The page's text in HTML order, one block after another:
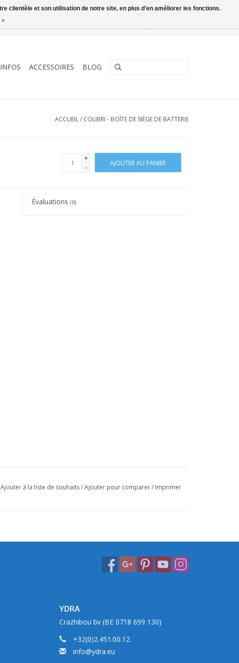
INFOS ACCESSOIRES BLOG
ACCUEIL/ COLIBRI - BOÎTE DE SIÈGE DE BATTERIE
+
-
AJOUTER AU PANIER
Évaluations(0)
Ajouter à la liste de souhaits/Ajouter pour comparer/ Imprimer
YDRA
Crazhibou bv (BE 0718 699 130)
+32(0)2.451.00.12
info@ydra.eu
clientèle et son utilisation de notre site, en plus d'en améliorer les fonctions.